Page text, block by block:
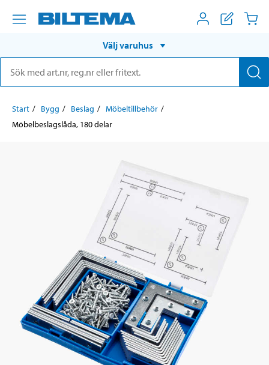
Välj varuhus
Start Bygg Beslag
Möbeltillbehör
Möbelbeslagslåda, 180 delar